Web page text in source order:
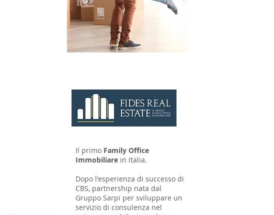
Il primo Family Office
Immobiliare in Italia.
Dopo l'esperienza di successo di
CBS, partnership nata dal
Gruppo Sarpi per sviluppare un
servizio di consulenza nel